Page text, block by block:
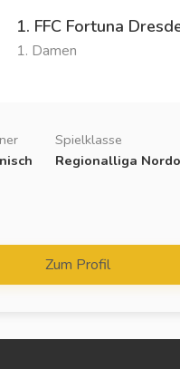
1. FFC Fortuna
1. Damen
Spielklasse
Regionalliga
Zum Profil